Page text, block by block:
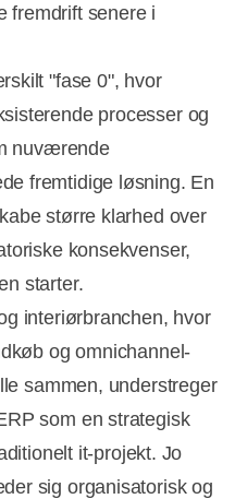
fremdrift senere i
"fase 0", hvor
processer og
nuværende
fremtidige løsning. En
større klarhed over
konsekvenser,
starter.
interiørbranchen, hvor
og omnichannel-
sammen, understreger
som en strategisk
it-projekt. Jo
sig organisatorisk og